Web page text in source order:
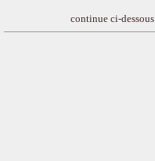
continue ci-dessous